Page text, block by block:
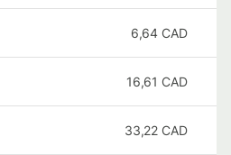
6,64 CAD
16,61 CAD
33,22 CAD